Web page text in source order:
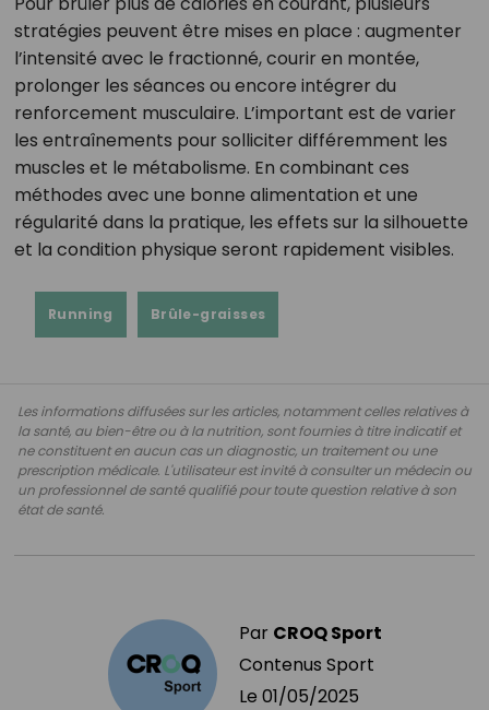
stratégies peuvent être mises en place : augmenter
l’intensité avec le fractionné, courir en montée,
prolonger les séances ou encore intégrer du
renforcement musculaire. L’important est de varier
les entraînements pour solliciter différemment les
muscles et le métabolisme. En combinant ces
méthodes avec une bonne alimentation et une
régularité dans la pratique, les effets sur la silhouette
et la condition physique seront rapidement visibles.
Running Brûle-graisses
Les informations diffusées sur les articles, notamment celles relatives à
la santé, au bien-être ou à la nutrition, sont fournies à titre indicatif et
ne constituent en aucun cas un diagnostic, un traitement ou une
prescription médicale. L'utilisateur est invité à consulter un médecin ou
un professionnel de santé qualifié pour toute question relative à son
état de santé.
Par CROQ Sport
Contenus Sport
Le 01/05/2025